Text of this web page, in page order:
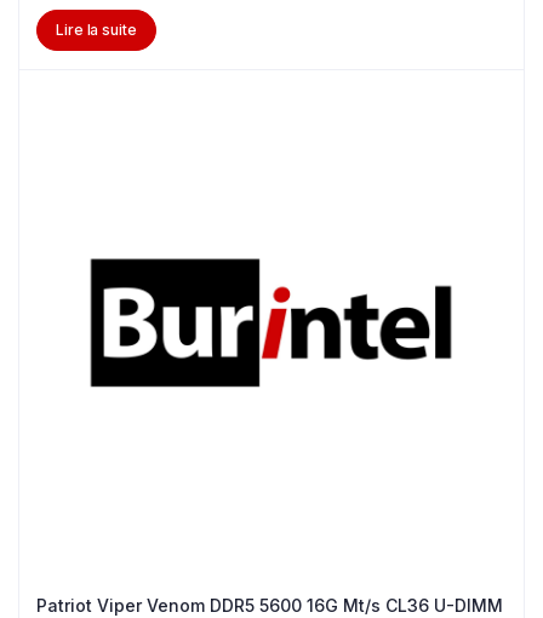
Lire la suite
Patriot Viper Venom DDR5 5600 16G Mt/s CL36 U-DIMM